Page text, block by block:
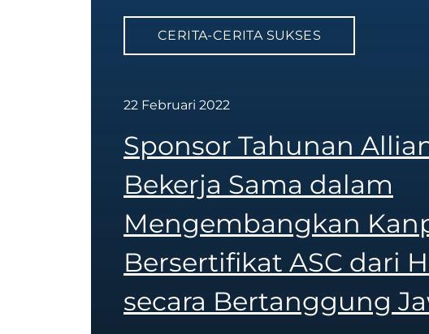
CERITA-CERITA SUKSES
22 Februari 2022
Sponsor Tahunan
Bekerja Sama dalam
Mengembangkan
Bersertifikat ASC dari
secara Bertanggung